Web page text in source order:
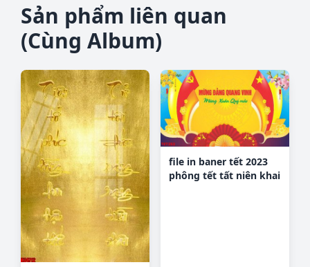
Sản phẩm liên quan
(Cùng Album)
file in baner tết 2023
phông tết tất niên khai